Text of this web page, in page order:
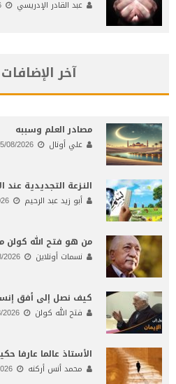
عبد القادر الإدريسي
آخر الإضافات
مصادر العلم وسببه
علي أونال 08/2026
النـزعة التجديدية
أبو زيد عبد الرحيم
من هو فتح الله
نسمات أونلاين 2026
كيف نصل إلى أفق
فتح الله كولن 2026
الأستاذ عالما عارفا
محمد أنس أركنه